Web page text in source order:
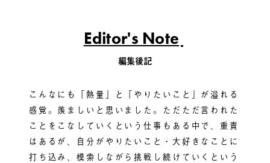
Editor's Note
編集後記
こんなにも「熱量」と「やりたいこと」が溢れる
感覚。羨ましいと思いました。ただただ言われた
ことをこなしていくという仕事もある中で、重責
はあるが、自分がやりたいこと・大好きなことに
打ち込み、模索しながら挑戦し続けていくという